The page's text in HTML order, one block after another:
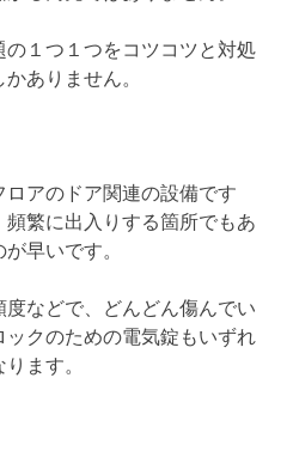
１つ１つをコツコツと対処
ありません。
アのドア関連の設備です
繁に出入りする箇所でもあ
早いです。
などで、どんどん傷んでい
クのための電気錠もいずれ
ます。